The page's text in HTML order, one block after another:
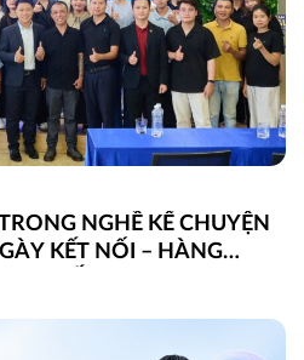
NGHỀ KỂ CHUYỆN
KẾT NỐI – HÀNG